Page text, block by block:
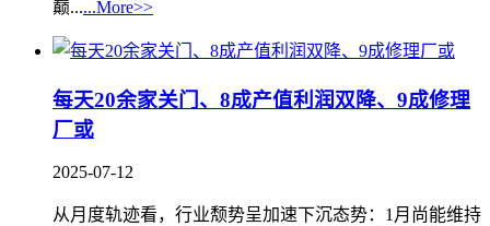
巅......More>>
每天20余家关门、8成产值利润双降、9成修理
厂或
2025-07-12
从月度轨迹看，行业颓势呈加速下沉态势：1月尚能维持